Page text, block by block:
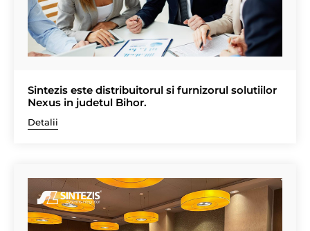
Sintezis este distribuitorul si furnizorul solutiilor
Nexus in judetul Bihor.
Detalii